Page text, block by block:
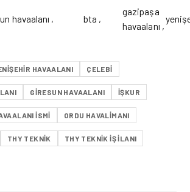
havaalanı , bta ,
gazipaşa
havaalanı ,
HAVAALANI ÇELEBI
GIRESUN HAVAALANI İŞKUR
ISMI ORDU HAVALIMANI
THY TEKNIK THY TEKNIK IŞ ILANI